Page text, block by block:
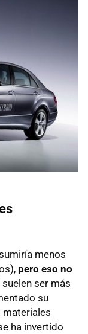
menos
pero eso no
ser más
su
materiales
ha invertido